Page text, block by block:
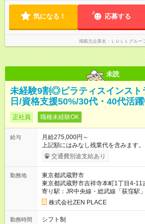
す！ 【試用期間】試用期間あり 試用期間の長さ：6ヶ月 ※ 雇用
形態と給与に、本採用時と異なる部
中途採用（契約社員） 給与：月給
なし残業代を含みます。※超過分は
別途支給いたします ※研修期間中（
やサウナなど、 趣味の時間を楽しむ
気になる！ 応募する
掲載元企業名 ＬＵＬＬグルー
未読
未経験9割◎ピラティスインスト
日/資格支援50%/30代・40代活躍
正社員 職種未経験OK
給与
月給275,000円～
上記額にはみなし残業代を含みます
ます。 みなし残業代 48,900円／月
上記額にはみなし残業代を含みます
900円含む)※試用期間３ヶ月あり（給
<年収例> ■理学療法士（PT）出身入社年数：
前半 年収：約5，756，000円（＝基
考：PT資格を活かし、コース開発・プロ
出身 入社年数：5年目 年収：約5，
月＋賞与） 備考：翻訳業務など、グ
交通費別途支給あり
勤務地
東京都武蔵野市
東京都武蔵野市吉祥寺本町1丁目4-11
寄り駅：JR中央線・総武線「荻窪駅
メトロ「南阿佐ヶ谷駅」2a・2b出口
「西荻窪駅」北口徒歩3分京王井の頭
中央線・総武線、京王井の頭線「吉
株式会社ZEN PLACE
勤務時間 シフト制